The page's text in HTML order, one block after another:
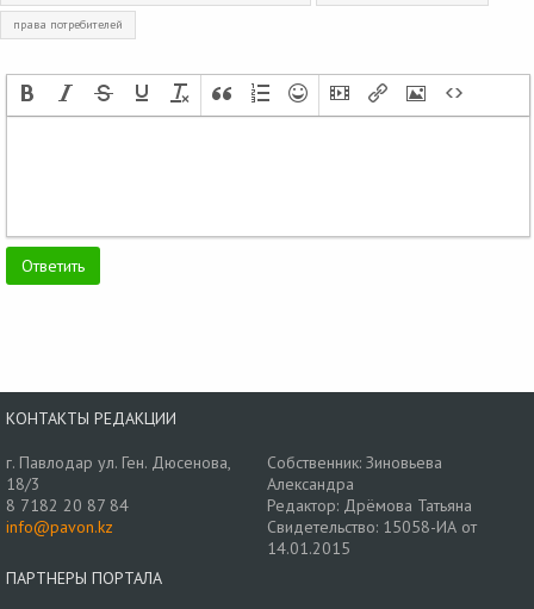
права потребителей
КОНТАКТЫ РЕДАКЦИИ
г. Павлодар ул. Ген. Дюсенова,
18/3
8 7182 20 87 84
info@pavon.kz
Собственник: Зиновьева
Александра
Редактор: Дрёмова Татьяна
Свидетельство: 15058-ИА от
14.01.2015
ПАРТНЕРЫ ПОРТАЛА